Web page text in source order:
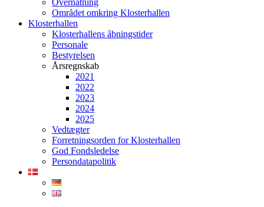
Området omkring Klosterhallen
Klosterhallen
Klosterhallens åbningstider
Personale
Bestyrelsen
Årsregnskab
2021
2022
2023
2024
2025
Vedtægter
Forretningsorden for Klosterhallen
God Fondsledelse
Persondatapolitik